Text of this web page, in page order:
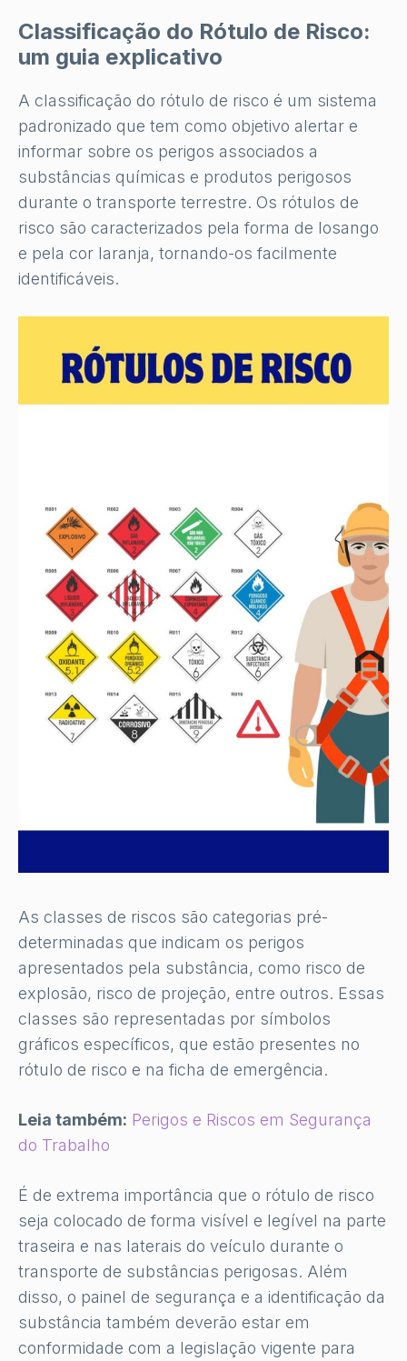
Classificação do Rótulo de Risco:
um guia explicativo
A classificação do rótulo de risco é um sistema
padronizado que tem como objetivo alertar e
informar sobre os perigos associados a
substâncias químicas e produtos perigosos
durante o transporte terrestre. Os rótulos de
risco são caracterizados pela forma de losango
e pela cor laranja, tornando-os facilmente
identificáveis.
As classes de riscos são categorias pré-
determinadas que indicam os perigos
apresentados pela substância, como risco de
explosão, risco de projeção, entre outros. Essas
classes são representadas por símbolos
gráficos específicos, que estão presentes no
rótulo de risco e na ficha de emergência.
Leia também: Perigos e Riscos em Segurança
do Trabalho
É de extrema importância que o rótulo de risco
seja colocado de forma visível e legível na parte
traseira e nas laterais do veículo durante o
transporte de substâncias perigosas. Além
disso, o painel de segurança e a identificação da
substância também deverão estar em
conformidade com a legislação vigente para